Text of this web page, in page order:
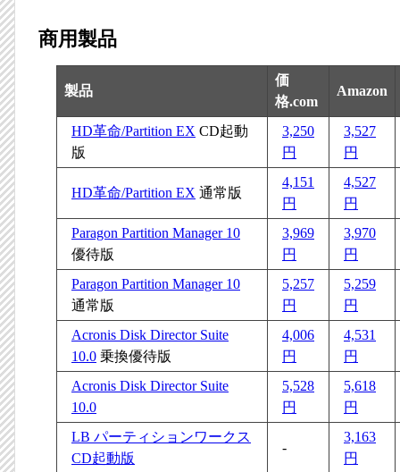
商用製品
製品
価
格.com
Amazon
HD革命/Partition EX CD起動
版
3,250
円
3,527
円
HD革命/Partition EX 通常版
4,151
円
4,527
円
Paragon Partition Manager 10
優待版
3,969
円
3,970
円
Paragon Partition Manager 10
通常版
5,257
円
5,259
円
Acronis Disk Director Suite
10.0 乗換優待版
4,006
円
4,531
円
Acronis Disk Director Suite
10.0
5,528
円
5,618
円
LB パーティションワークス
CD起動版
-
3,163
円